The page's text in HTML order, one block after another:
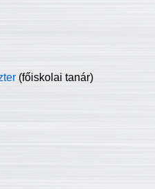
(főiskolai tanár)